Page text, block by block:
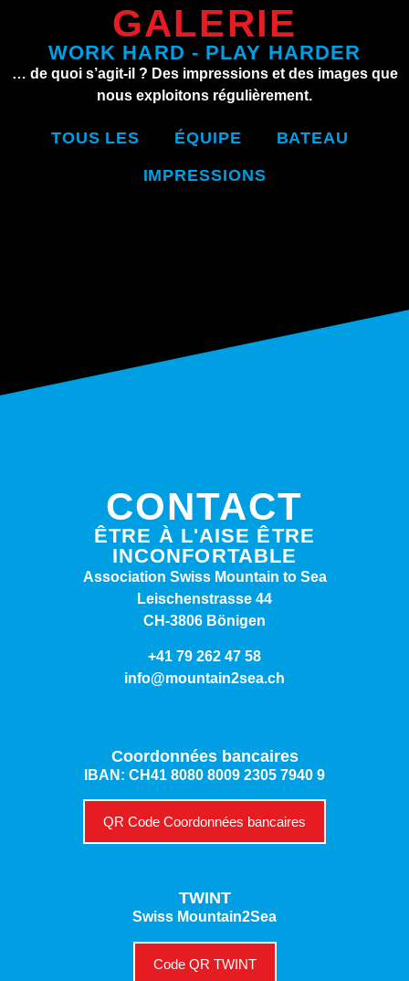
GALERIE
WORK HARD - PLAY HARDER
… de quoi s’agit-il ? Des impressions et des images que
nous exploitons régulièrement.
TOUS LES ÉQUIPE BATEAU
IMPRESSIONS
CONTACT
ÊTRE À L'AISE ÊTRE
INCONFORTABLE
Association Swiss Mountain to Sea
Leischenstrasse 44
CH-3806 Bönigen
+41 79 262 47 58
info@mountain2sea.ch
Coordonnées bancaires
IBAN: CH41 8080 8009 2305 7940 9
QR Code Coordonnées bancaires
TWINT
Swiss Mountain2Sea
Code QR TWINT